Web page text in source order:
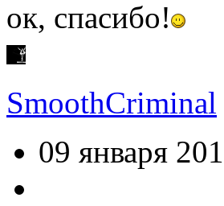
ок, спасибо!
SmoothCriminal
09 января